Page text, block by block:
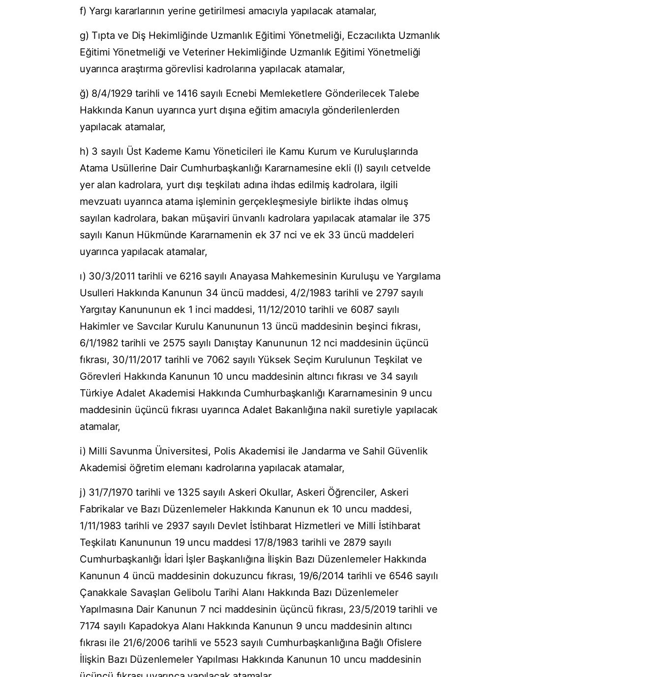
f) Yargı kararlarının yerine getirilmesi amacıyla yapılacak atamalar,
g) Tıpta ve Diş Hekimliğinde Uzmanlık Eğitimi Yönetmeliği, Eczacılıkta Uzmanlık
Eğitimi Yönetmeliği ve Veteriner Hekimliğinde Uzmanlık Eğitimi Yönetmeliği
uyarınca araştırma görevlisi kadrolarına yapılacak atamalar,
ğ) 8/4/1929 tarihli ve 1416 sayılı Ecnebi Memleketlere Gönderilecek Talebe
Hakkında Kanun uyarınca yurt dışına eğitim amacıyla gönderilenlerden
yapılacak atamalar,
h) 3 sayılı Üst Kademe Kamu Yöneticileri ile Kamu Kurum ve Kuruluşlarında
Atama Usüllerine Dair Cumhurbaşkanlığı Kararnamesine ekli (I) sayılı cetvelde
yer alan kadrolara, yurt dışı teşkilatı adına ihdas edilmiş kadrolara, ilgili
mevzuatı uyarınca atama işleminin gerçekleşmesiyle birlikte ihdas olmuş
sayılan kadrolara, bakan müşaviri ünvanlı kadrolara yapılacak atamalar ile 375
sayılı Kanun Hükmünde Kararnamenin ek 37 nci ve ek 33 üncü maddeleri
uyarınca yapılacak atamalar,
ı) 30/3/2011 tarihli ve 6216 sayılı Anayasa Mahkemesinin Kuruluşu ve Yargılama
Usulleri Hakkında Kanunun 34 üncü maddesi, 4/2/1983 tarihli ve 2797 sayılı
Yargıtay Kanununun ek 1 inci maddesi, 11/12/2010 tarihli ve 6087 sayılı
Hakimler ve Savcılar Kurulu Kanununun 13 üncü maddesinin beşinci fıkrası,
6/1/1982 tarihli ve 2575 sayılı Danıştay Kanununun 12 nci maddesinin üçüncü
fıkrası, 30/11/2017 tarihli ve 7062 sayılı Yüksek Seçim Kurulunun Teşkilat ve
Görevleri Hakkında Kanunun 10 uncu maddesinin altıncı fıkrası ve 34 sayılı
Türkiye Adalet Akademisi Hakkında Cumhurbaşkanlığı Kararnamesinin 9 uncu
maddesinin üçüncü fıkrası uyarınca Adalet Bakanlığına nakil suretiyle yapılacak
atamalar,
i) Milli Savunma Üniversitesi, Polis Akademisi ile Jandarma ve Sahil Güvenlik
Akademisi öğretim elemanı kadrolarına yapılacak atamalar,
j) 31/7/1970 tarihli ve 1325 sayılı Askeri Okullar, Askeri Öğrenciler, Askeri
Fabrikalar ve Bazı Düzenlemeler Hakkında Kanunun ek 10 uncu maddesi,
1/11/1983 tarihli ve 2937 sayılı Devlet İstihbarat Hizmetleri ve Milli İstihbarat
Teşkilatı Kanununun 19 uncu maddesi 17/8/1983 tarihli ve 2879 sayılı
Cumhurbaşkanlığı İdari İşler Başkanlığına İlişkin Bazı Düzenlemeler Hakkında
Kanunun 4 üncü maddesinin dokuzuncu fıkrası, 19/6/2014 tarihli ve 6546 sayılı
Çanakkale Savaşları Gelibolu Tarihi Alanı Hakkında Bazı Düzenlemeler
Yapılmasına Dair Kanunun 7 nci maddesinin üçüncü fıkrası, 23/5/2019 tarihli ve
7174 sayılı Kapadokya Alanı Hakkında Kanunun 9 uncu maddesinin altıncı
fıkrası ile 21/6/2006 tarihli ve 5523 sayılı Cumhurbaşkanlığına Bağlı Ofislere
İlişkin Bazı Düzenlemeler Yapılması Hakkında Kanunun 10 uncu maddesinin